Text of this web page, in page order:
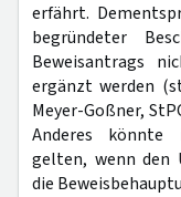
erfährt.
begründeter
Beweisantrags
ergänzt werden
Meyer-Goßner,
Anderes könnte
gelten, wenn den
die